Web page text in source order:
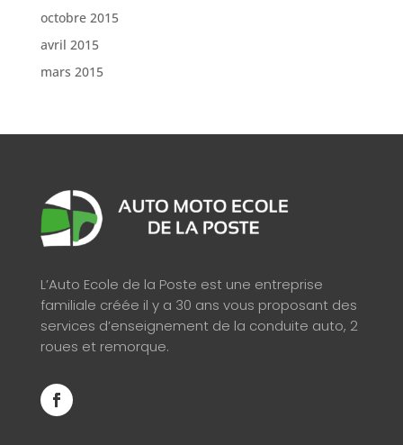
octobre 2015
avril 2015
mars 2015
L’Auto Ecole de la Poste est une entreprise
familiale créée il y a 30 ans vous proposant des
services d’enseignement de la conduite auto, 2
roues et remorque.